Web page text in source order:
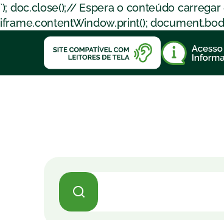
`); doc.close();// Espera o conteúdo
iframe.contentWindow.print();